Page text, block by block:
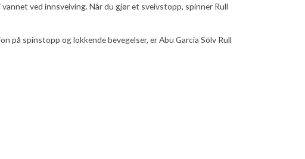
ved innsveiving. Når du gjør et sveivstopp, spinner Rull
på spinstopp og lokkende bevegelser, er Abu Garcia Sölv Rull